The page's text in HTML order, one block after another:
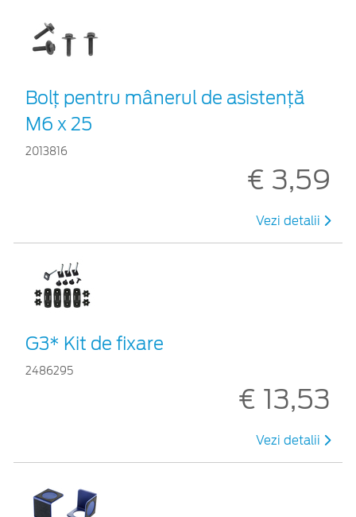
Bolț pentru mânerul de asistență
M6 x 25
2013816
€ 3,59
Vezi detalii
G3* Kit de fixare
2486295
€ 13,53
Vezi detalii